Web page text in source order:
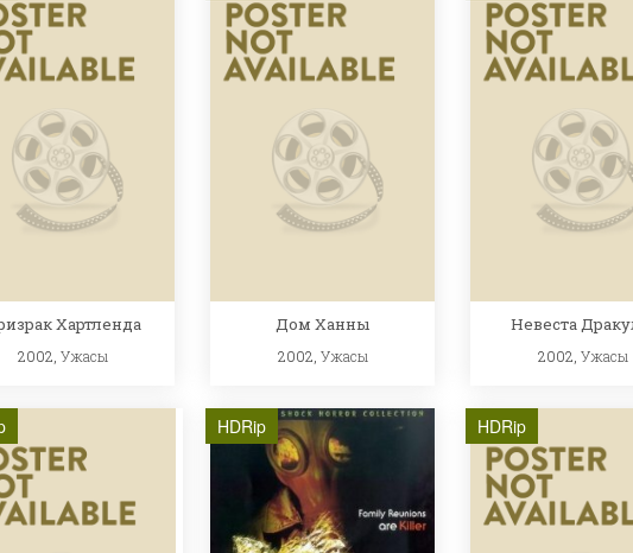
Хартленда
2002, Ужасы
Дом Ханны
2002, Ужасы
Невеста
2002, Ужасы
HDRip HDRip